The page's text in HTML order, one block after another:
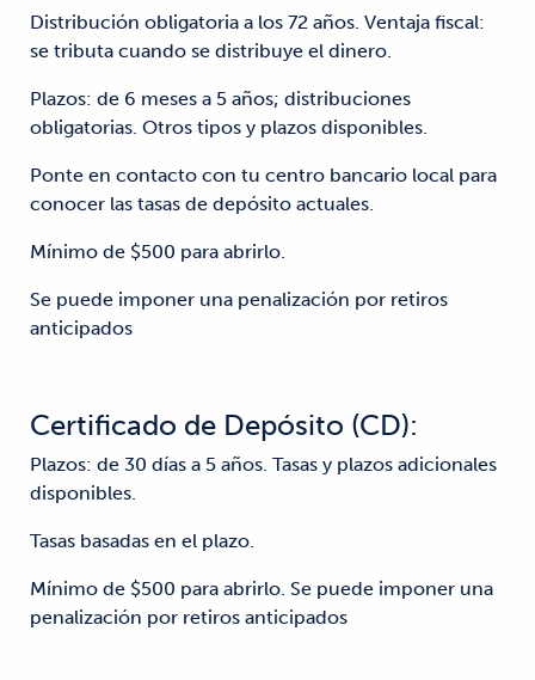
Distribución obligatoria a los 72 años. Ventaja fiscal:
se tributa cuando se distribuye el dinero.
Plazos: de 6 meses a 5 años; distribuciones
obligatorias. Otros tipos y plazos disponibles.
Ponte en contacto con tu centro bancario local para
conocer las tasas de depósito actuales.
Mínimo de $500 para abrirlo.
Se puede imponer una penalización por retiros
anticipados
Certificado de Depósito (CD):
Plazos: de 30 días a 5 años. Tasas y plazos adicionales
disponibles.
Tasas basadas en el plazo.
Mínimo de $500 para abrirlo. Se puede imponer una
penalización por retiros anticipados